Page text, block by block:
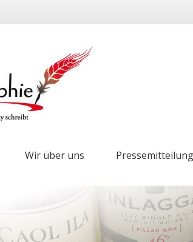
Wir über uns